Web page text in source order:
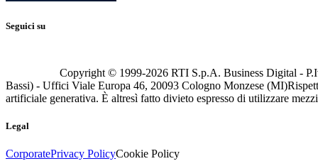
Seguici su
Copyright © 1999-2026 RTI S.p.A. Business Digital -
Bassi) - Uffici Viale Europa 46, 20093 Cologno Monzese (MI)
artificiale generativa. È altresì fatto divieto espresso di utilizzare
Legal
CorporatePrivacy PolicyCookie Policy